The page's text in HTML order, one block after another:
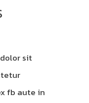
sit
fb aute in